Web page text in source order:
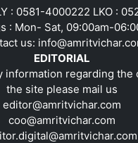
: 0581-4000222 LKO :
: Mon- Sat, 09:00am-
us:
EDITORIAL
information regarding the
the site please mail us
editor@amritvichar.com
coo@amritvichar.com